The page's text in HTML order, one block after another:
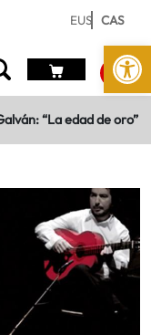
Abrir
EUS CAS
“La edad de oro”